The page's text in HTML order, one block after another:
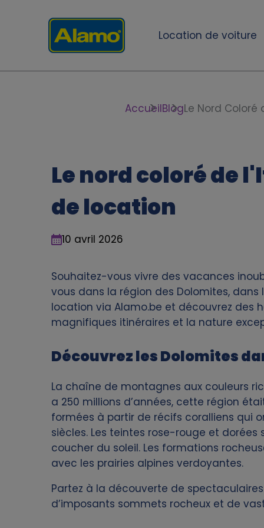
i
n
a
g
a
o
n
Location de voiture
F
d
'
r
i
a
n
e
AccueilBlogLe Nord Coloré
Le nord coloré de
de location
10 avril 2026
Souhaitez-vous vivre des vacances
vous dans la région des Dolomites, dans
location via Alamo.be et découvrez des
magnifiques itinéraires et la nature
Découvrez les Dolomites
La chaîne de montagnes aux couleurs
a 250 millions d’années, cette région
formées à partir de récifs coralliens qui
siècles. Les teintes rose-rouge et
coucher du soleil. Les formations
avec les prairies alpines verdoyantes.
Partez à la découverte de
d’imposants sommets rocheux et de